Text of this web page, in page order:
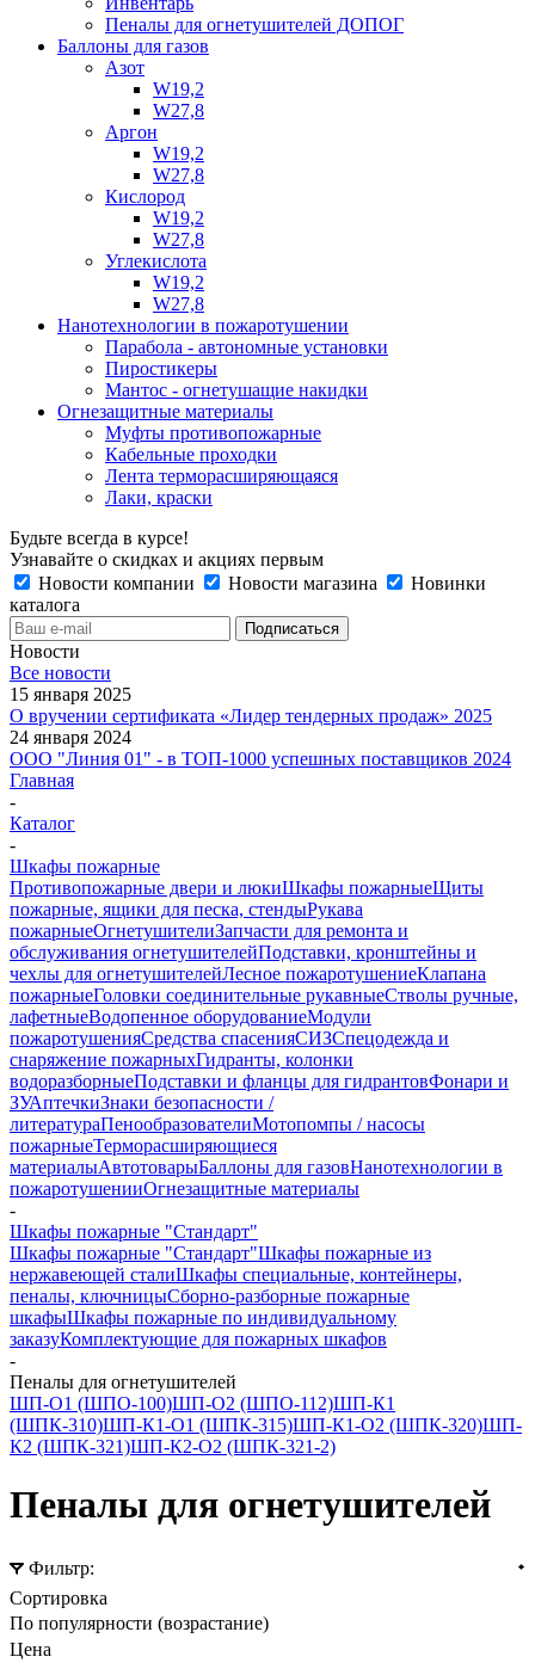
Пеналы для огнетушителей ДОПОГ
Баллоны для газов
Азот
W19,2
W27,8
Аргон
W19,2
W27,8
Кислород
W19,2
W27,8
Углекислота
W19,2
W27,8
Нанотехнологии в пожаротушении
Парабола - автономные установки
Пиростикеры
Мантос - огнетушащие накидки
Огнезащитные материалы
Муфты противопожарные
Кабельные проходки
Лента терморасширяющаяся
Лаки, краски
Будьте всегда в курсе!
Узнавайте о скидках и акциях первым
Новости компании
Новости магазина
Новинки
каталога
Новости
Все новости
15 января 2025
О вручении сертификата «Лидер тендерных продаж» 2025
24 января 2024
ООО "Линия 01" - в ТОП-1000 успешных поставщиков 2024
Главная
-
Каталог
-
Шкафы пожарные
Противопожарные двери и люкиШкафы пожарныеЩиты
пожарные, ящики для песка, стендыРукава
пожарныеОгнетушителиЗапчасти для ремонта и
обслуживания огнетушителейПодставки, кронштейны и
чехлы для огнетушителейЛесное пожаротушениеКлапана
пожарныеГоловки соединительные рукавныеСтволы ручные,
лафетныеВодопенное оборудованиеМодули
пожаротушенияСредства спасенияСИЗСпецодежда и
снаряжение пожарныхГидранты, колонки
водоразборныеПодставки и фланцы для гидрантовФонари и
ЗУАптечкиЗнаки безопасности /
литератураПенообразователиМотопомпы / насосы
пожарныеТерморасширяющиеся
материалыАвтотоварыБаллоны для газовНанотехнологии в
пожаротушенииОгнезащитные материалы
-
Шкафы пожарные "Стандарт"
Шкафы пожарные "Стандарт"Шкафы пожарные из
нержавеющей сталиШкафы специальные, контейнеры,
пеналы, ключницыСборно-разборные пожарные
шкафыШкафы пожарные по индивидуальному
заказуКомплектующие для пожарных шкафов
-
Пеналы для огнетушителей
ШП-О1 (ШПО-100)ШП-О2 (ШПО-112)ШП-К1
(ШПК-310)ШП-К1-О1 (ШПК-315)ШП-К1-О2 (ШПК-320)ШП-
К2 (ШПК-321)ШП-К2-О2 (ШПК-321-2)
Пеналы для огнетушителей
Фильтр:
Сортировка
По популярности (возрастание)
Цена